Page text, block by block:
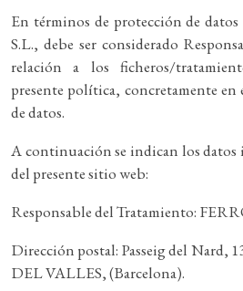
En términos de protección de
S.L., debe ser considerado
relación a los ficheros/
presente política, concretamente en
de datos.
A continuación se indican los
del presente sitio web:
Responsable del Tratamiento:
Dirección postal: Passeig del Nard,
DEL VALLES, (Barcelona).